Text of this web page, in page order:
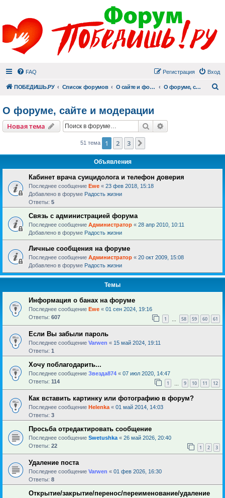
FAQ Вход
Регистрация
ПОБЕДИШЬ.РУ Список форумов О сайте и форуме О форуме, сайте и модерации
О форуме, сайте и модерации
Новая тема Поиск
51 тема 1 2 3
Объявления
Кабинет врача суицидолога и телефон доверия
Последнее сообщение Ewe « 23 фев 2018, 15:18
Добавлено в форуме Радость жизни
Ответы: 5
Связь с администрацией форума
Последнее сообщение Администратор « 28 апр 2010, 10:11
Добавлено в форуме Радость жизни
Личные сообщения на форуме
Последнее сообщение Администратор « 20 окт 2009, 15:08
Добавлено в форуме Радость жизни
Темы
Информация о банах на форуме
Последнее сообщение Ewe « 01 сен 2024, 19:16
Ответы: 607 1 58 59 60 61
Если Вы забыли пароль
Последнее сообщение Varwen « 15 май 2024, 19:11
Ответы: 1
Хочу поблагодарить...
Последнее сообщение Звезда874 « 07 июл 2020, 14:47
Ответы: 114 1 9 10 11 12
Как вставить картинку или фотографию в форум?
Последнее сообщение Helenka « 01 май 2014, 14:03
Ответы: 3
Просьба отредактировать сообщение
Последнее сообщение Swetushka « 26 май 2026, 20:40
Ответы: 22 1 2 3
Удаление поста
Последнее сообщение Varwen « 01 фев 2026, 16:30
Ответы: 8
Открытие/закрытие/перенос/переименование/удаление